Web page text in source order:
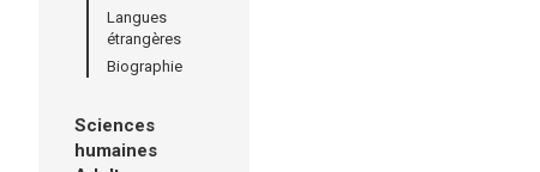
Langues
étrangères
Biographie
Sciences
humaines